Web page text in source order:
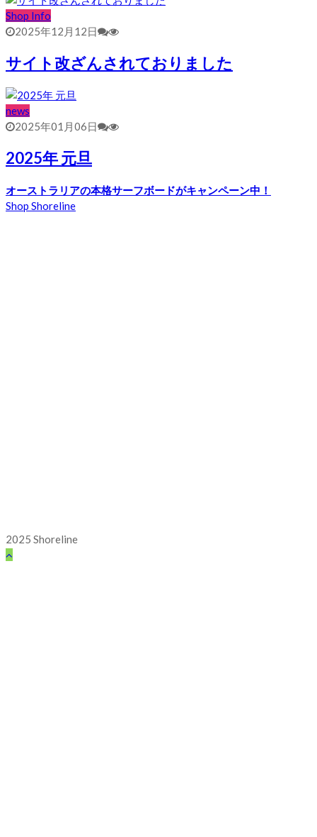
Shop Info
2025年12月12日
サイト改ざんされておりました
news
2025年01月06日
2025年 元旦
オーストラリアの本格サーフボードがキャンペーン中！
Shop Shoreline
2025 Shoreline